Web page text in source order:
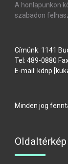
A honlapunkon
szabadon
Címünk: 1141
Tel: 489-0880
E-mail: kdnp
Minden jog
Oldaltérkép